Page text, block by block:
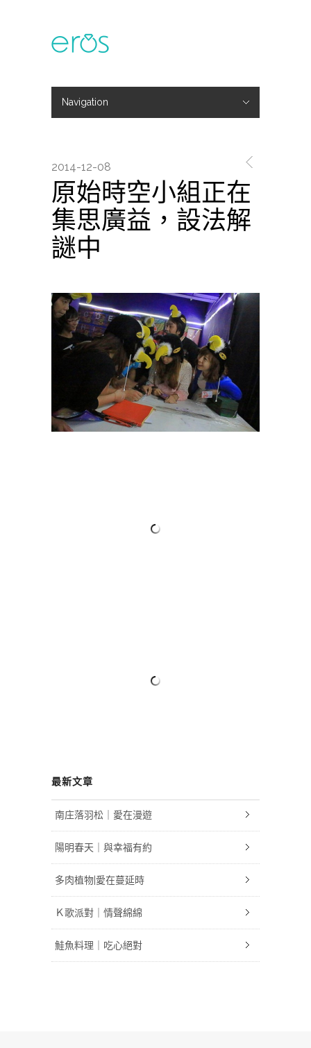
Navigation
2014-12-08
原始時空小組正在
集思廣益，設法解
謎中
最新文章
南庄落羽松｜愛在漫遊
陽明春天｜與幸福有約
多肉植物|愛在蔓延時
Ｋ歌派對｜情聲綿綿
鮭魚料理｜吃心絕對